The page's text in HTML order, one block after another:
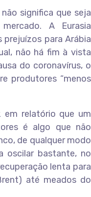
significa que seja
A Eurasia
prejuízos para Arábia
não há fim à vista
do coronavírus, o
produtores “menos
em relatório que um
é algo que não
de qualquer modo
oscilar bastante, no
lenta para
até meados do